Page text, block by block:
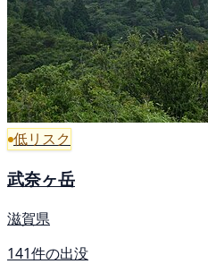
低リスク
武奈ヶ岳
滋賀県
141件の出没